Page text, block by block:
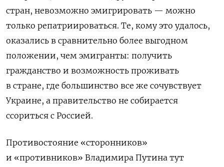
стран, невозможно эмигрировать — можно
только репатриироваться. Те, кому это удалось,
оказались в сравнительно более выгодном
положении, чем эмигранты: получить
гражданство и возможность проживать
в стране, где большинство все же сочувствует
Украине, а правительство не собирается
ссориться с Россией.
Противостояние «сторонников»
и «противников» Владимира Путина тут